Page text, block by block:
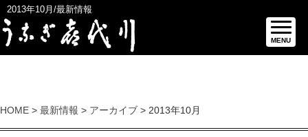
2013年10月/最新情報
MENU
HOME > 最新情報 > アーカイブ > 2013年10月